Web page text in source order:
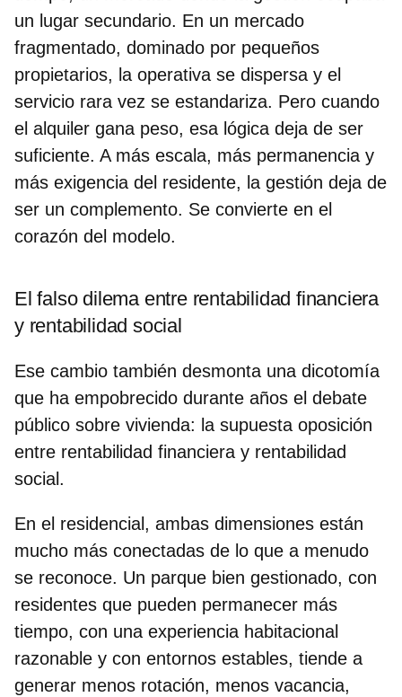
un lugar secundario. En un mercado
fragmentado, dominado por pequeños
propietarios, la operativa se dispersa y el
servicio rara vez se estandariza. Pero cuando
el alquiler gana peso, esa lógica deja de ser
suficiente. A más escala, más permanencia y
más exigencia del residente, la gestión deja de
ser un complemento. Se convierte en el
corazón del modelo.
El falso dilema entre rentabilidad financiera
y rentabilidad social
Ese cambio también desmonta una dicotomía
que ha empobrecido durante años el debate
público sobre vivienda: la supuesta oposición
entre rentabilidad financiera y rentabilidad
social.
En el residencial, ambas dimensiones están
mucho más conectadas de lo que a menudo
se reconoce. Un parque bien gestionado, con
residentes que pueden permanecer más
tiempo, con una experiencia habitacional
razonable y con entornos estables, tiende a
generar menos rotación, menos vacancia,